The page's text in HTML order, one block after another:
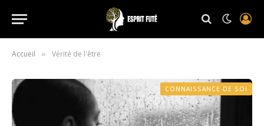
Accueil » Vérité de l'être
CONNAISSANCE DE SOI